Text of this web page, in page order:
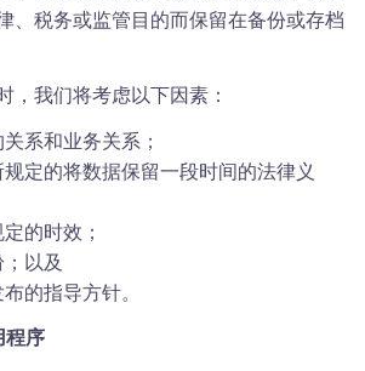
、税务或监管目的而保留在备份或存档
，我们将考虑以下因素：
系和业务关系；
定的将数据保留一段时间的法律义
的时效；
；以及
的指导方针。
程序